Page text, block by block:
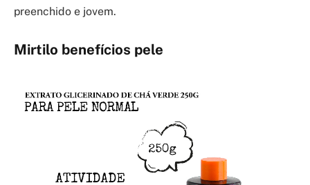
preenchido e jovem.
Mirtilo benefícios pele